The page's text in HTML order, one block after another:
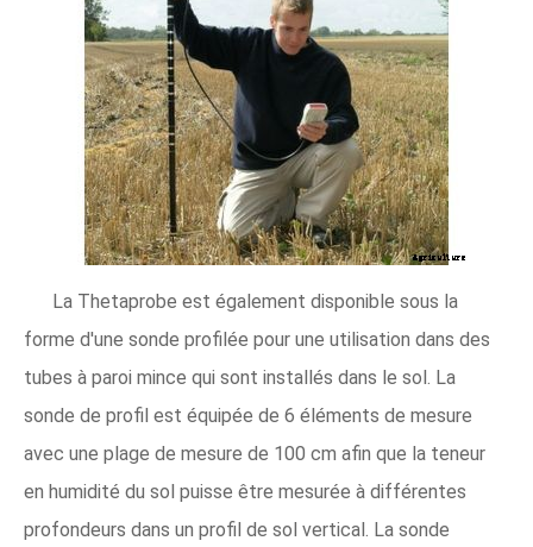
La Thetaprobe est également disponible sous la
forme d'une sonde profilée pour une utilisation dans des
tubes à paroi mince qui sont installés dans le sol. La
sonde de profil est équipée de 6 éléments de mesure
avec une plage de mesure de 100 cm afin que la teneur
en humidité du sol puisse être mesurée à différentes
profondeurs dans un profil de sol vertical. La sonde